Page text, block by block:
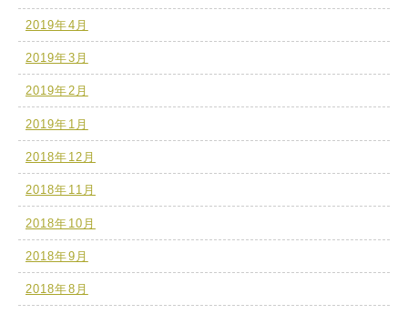
2019年4月
2019年3月
2019年2月
2019年1月
2018年12月
2018年11月
2018年10月
2018年9月
2018年8月